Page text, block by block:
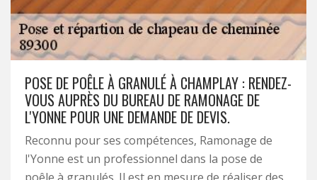
POSE DE POÊLE À GRANULÉ À CHAMPLAY : RENDEZ-
VOUS AUPRÈS DU BUREAU DE RAMONAGE DE
L'YONNE POUR UNE DEMANDE DE DEVIS.
Reconnu pour ses compétences, Ramonage de
l'Yonne est un professionnel dans la pose de